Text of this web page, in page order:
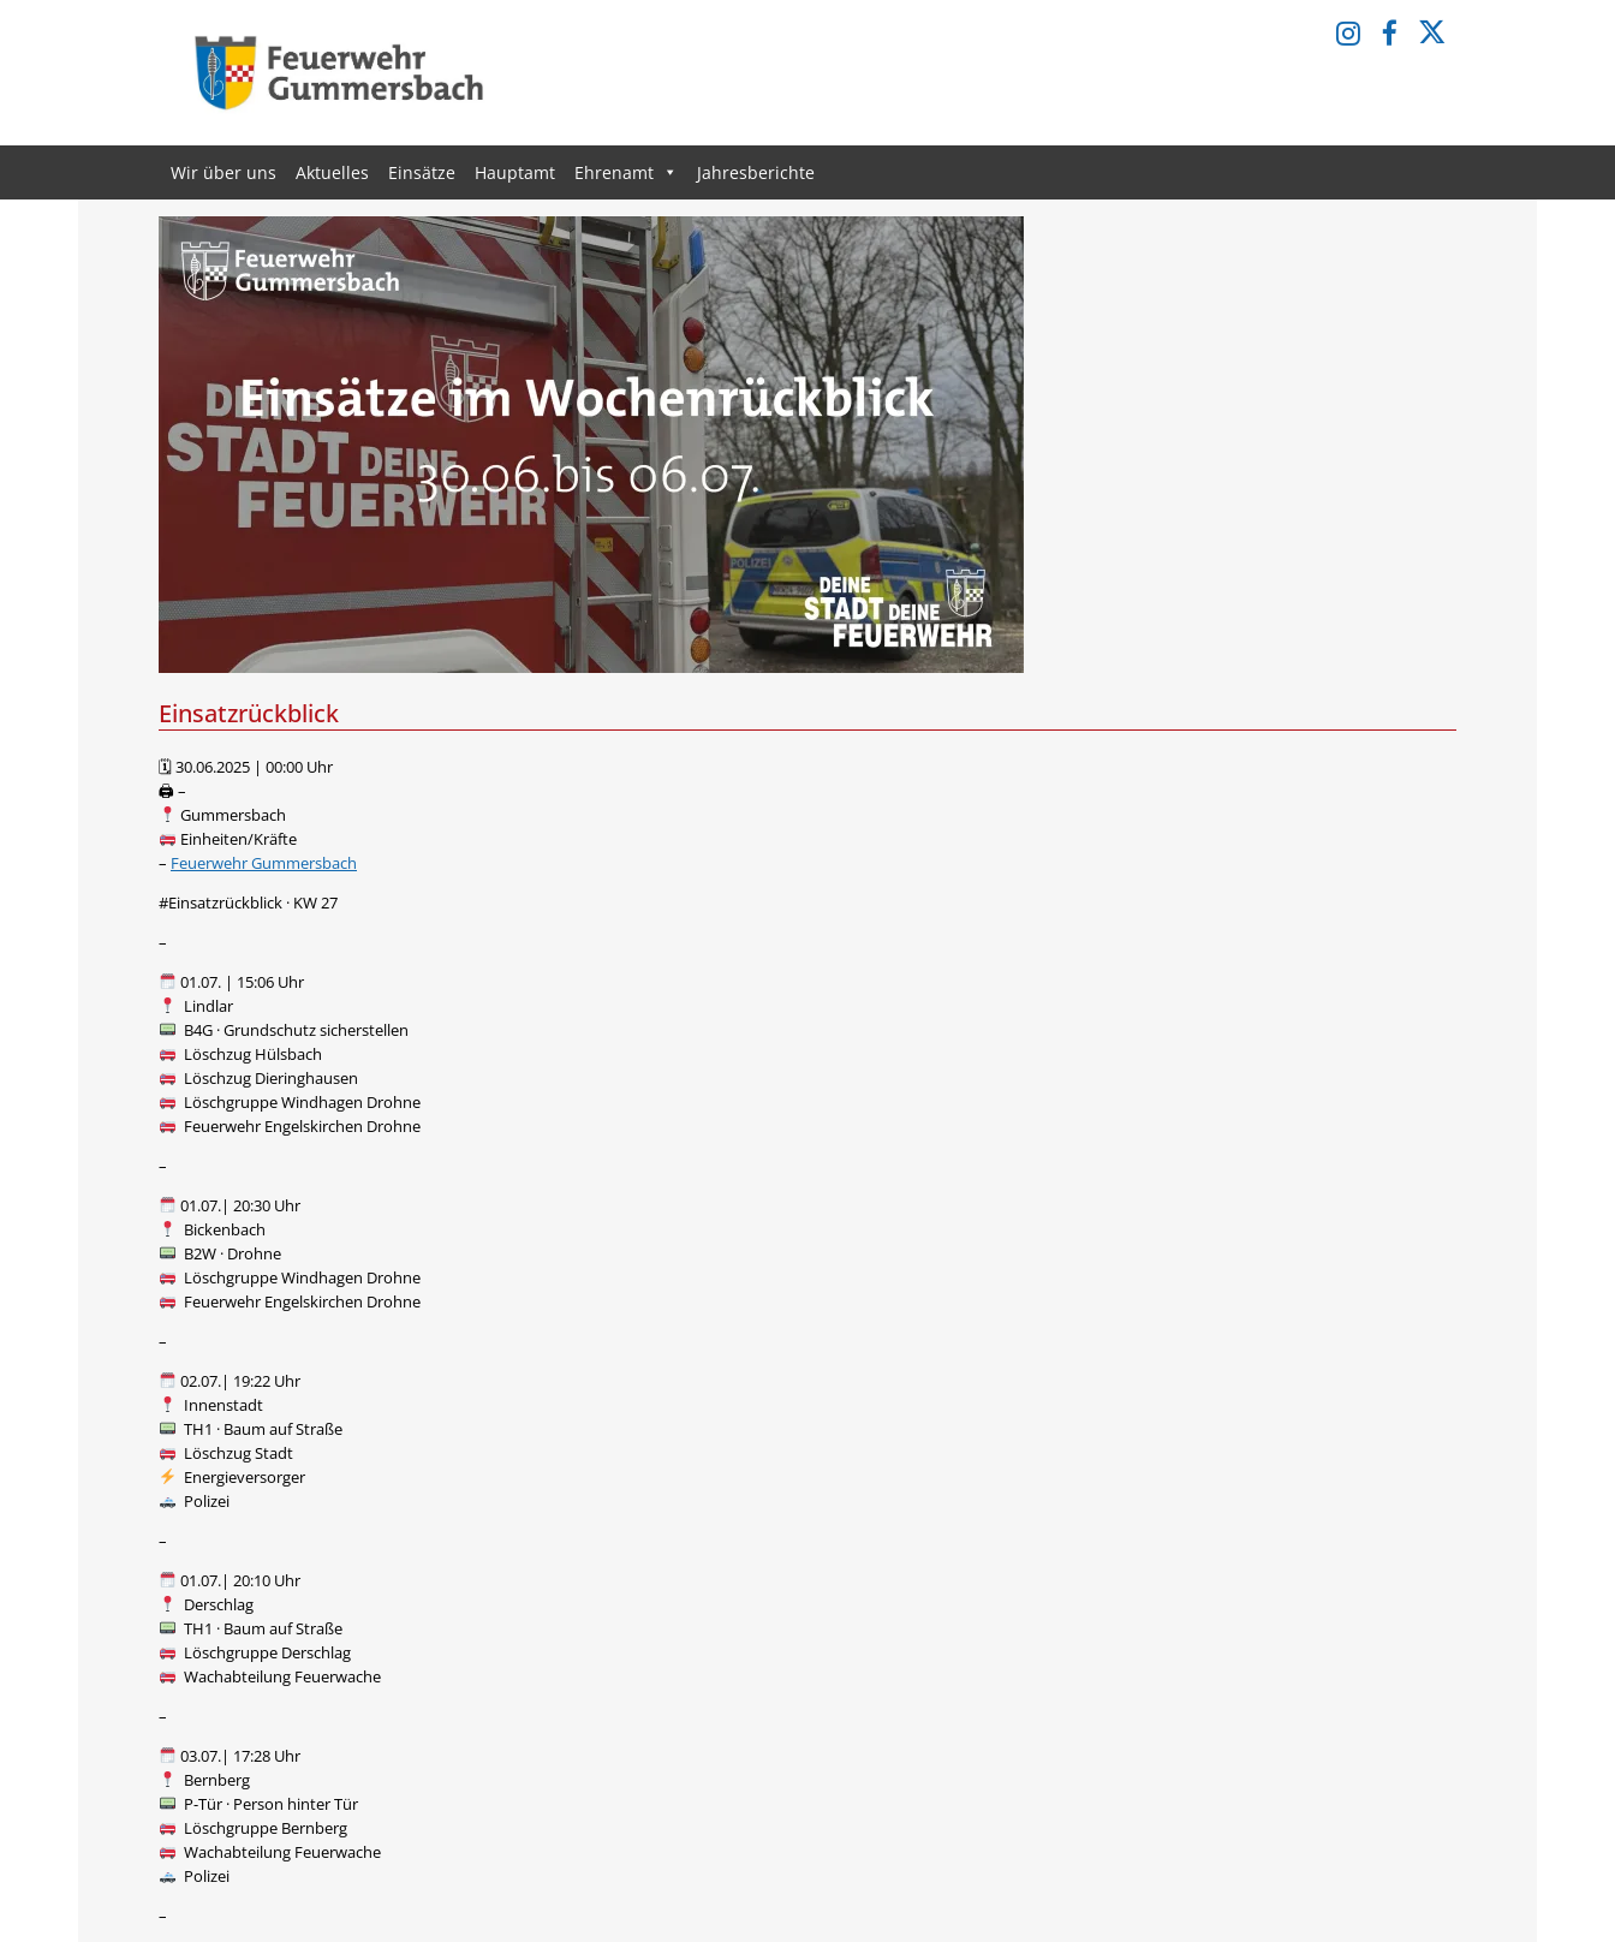
Wir über uns Aktuelles Einsätze Hauptamt Ehrenamt Jahresberichte
Einsatzrückblick
🗓 30.06.2025 | 00:00 Uhr
🖨 –
Gummersbach
Einheiten/Kräfte
– Feuerwehr Gummersbach
#Einsatzrückblick · KW 27
–
01.07. | 15:06 Uhr
Lindlar
B4G · Grundschutz sicherstellen
Löschzug Hülsbach
Löschzug Dieringhausen
Löschgruppe Windhagen Drohne
Feuerwehr Engelskirchen Drohne
–
01.07.| 20:30 Uhr
Bickenbach
B2W · Drohne
Löschgruppe Windhagen Drohne
Feuerwehr Engelskirchen Drohne
–
02.07.| 19:22 Uhr
Innenstadt
TH1 · Baum auf Straße
Löschzug Stadt
Energieversorger
Polizei
–
01.07.| 20:10 Uhr
Derschlag
TH1 · Baum auf Straße
Löschgruppe Derschlag
Wachabteilung Feuerwache
–
03.07.| 17:28 Uhr
Bernberg
P-Tür · Person hinter Tür
Löschgruppe Bernberg
Wachabteilung Feuerwache
Polizei
–